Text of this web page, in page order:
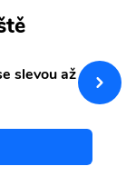
slevou až